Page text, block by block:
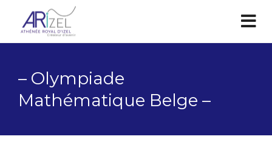
– Olympiade
Mathématique Belge –